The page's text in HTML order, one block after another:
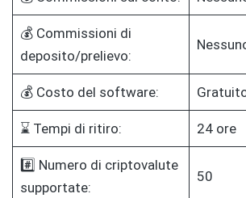
💰 Commissioni di
deposito/prelievo:
💰 Costo del software:
⌛ Tempi di ritiro: 24 ore
#️⃣ Numero di criptovalute
supportate:
50